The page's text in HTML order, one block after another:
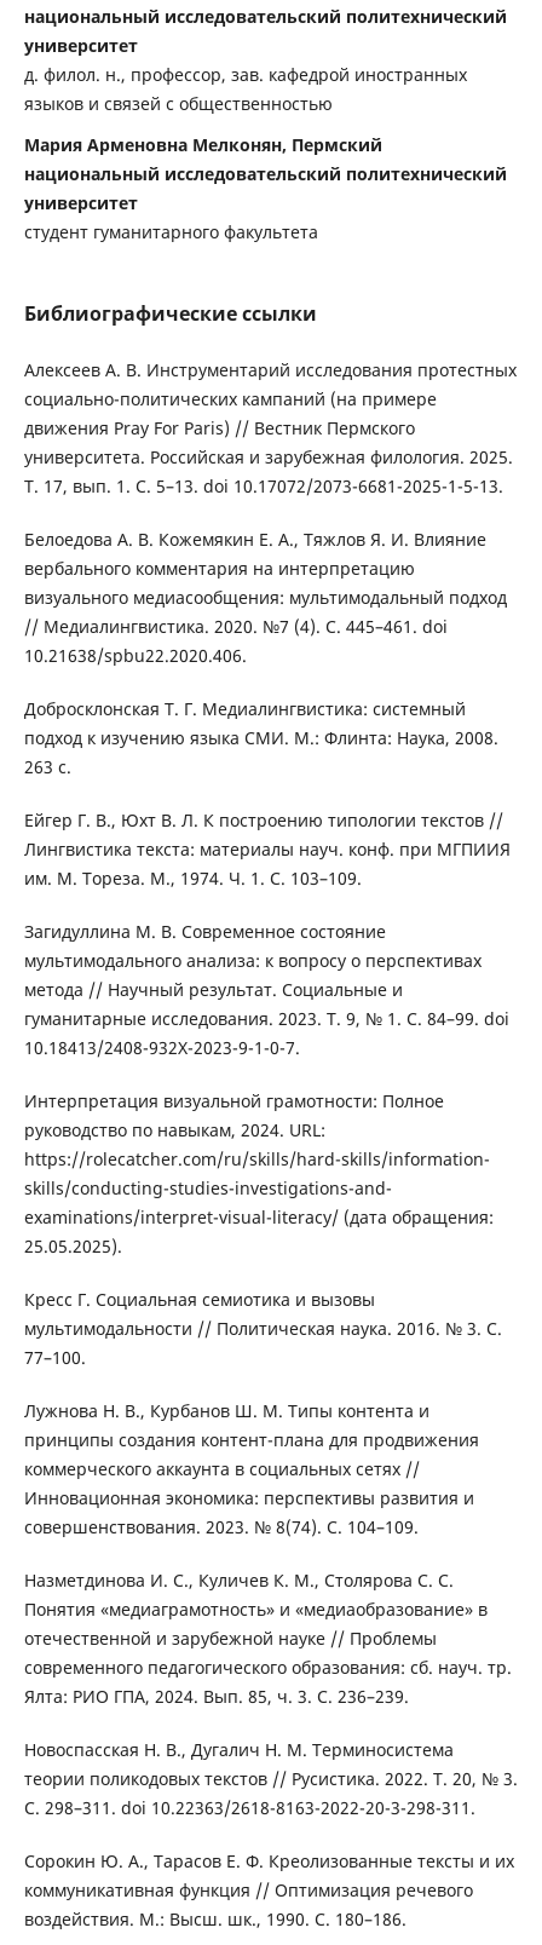
национальный исследовательский политехнический
университет
д. филол. н., профессор, зав. кафедрой иностранных
языков и связей с общественностью
Мария Арменовна Мелконян, Пермский
национальный исследовательский политехнический
университет
студент гуманитарного факультета
Библиографические ссылки
Алексеев А. В. Инструментарий исследования протестных
социально-политических кампаний (на примере
движения Pray For Paris) // Вестник Пермского
университета. Российская и зарубежная филология. 2025.
Т. 17, вып. 1. С. 5–13. doi 10.17072/2073-6681-2025-1-5-13.
Белоедова А. В. Кожемякин Е. А., Тяжлов Я. И. Влияние
вербального комментария на интерпретацию
визуального медиасообщения: мультимодальный подход
// Медиалингвистика. 2020. №7 (4). С. 445–461. doi
10.21638/spbu22.2020.406.
Добросклонская Т. Г. Медиалингвистика: системный
подход к изучению языка СМИ. М.: Флинта: Наука, 2008.
263 с.
Ейгер Г. В., Юхт В. Л. К построению типологии текстов //
Лингвистика текста: материалы науч. конф. при МГПИИЯ
им. М. Тореза. М., 1974. Ч. 1. С. 103–109.
Загидуллина М. В. Современное состояние
мультимодального анализа: к вопросу о перспективах
метода // Научный результат. Социальные и
гуманитарные исследования. 2023. Т. 9, № 1. С. 84–99. doi
10.18413/2408-932X-2023-9-1-0-7.
Интерпретация визуальной грамотности: Полное
руководство по навыкам, 2024. URL:
https://rolecatcher.com/ru/skills/hard-skills/information-
skills/conducting-studies-investigations-and-
examinations/interpret-visual-literacy/ (дата обращения:
25.05.2025).
Кресс Г. Социальная семиотика и вызовы
мультимодальности // Политическая наука. 2016. № 3. С.
77–100.
Лужнова Н. В., Курбанов Ш. М. Типы контента и
принципы создания контент-плана для продвижения
коммерческого аккаунта в социальных сетях //
Инновационная экономика: перспективы развития и
совершенствования. 2023. № 8(74). С. 104–109.
Назметдинова И. С., Куличев К. М., Столярова С. С.
Понятия «медиаграмотность» и «медиаобразование» в
отечественной и зарубежной науке // Проблемы
современного педагогического образования: сб. науч. тр.
Ялта: РИО ГПА, 2024. Вып. 85, ч. 3. С. 236–239.
Новоспасская Н. В., Дугалич Н. М. Терминосистема
теории поликодовых текстов // Русистика. 2022. Т. 20, № 3.
С. 298–311. doi 10.22363/2618-8163-2022-20-3-298-311.
Сорокин Ю. А., Тарасов Е. Ф. Креолизованные тексты и их
коммуникативная функция // Оптимизация речевого
воздействия. М.: Высш. шк., 1990. С. 180–186.